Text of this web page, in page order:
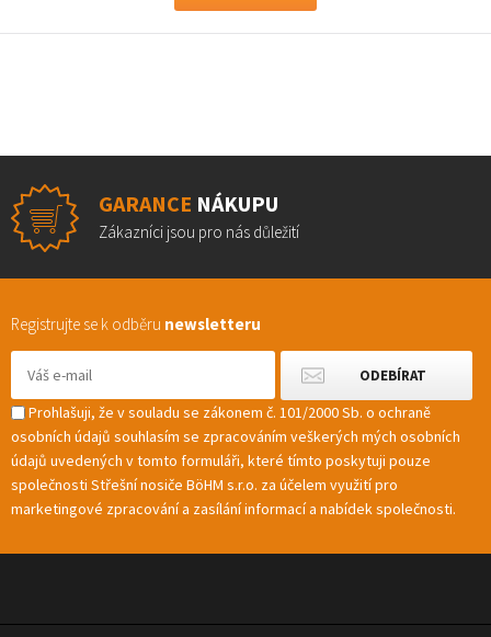
GARANCE NÁKUPU
Zákazníci jsou pro nás důležití
Registrujte se k odběru newsletteru
Prohlašuji, že v souladu se zákonem č. 101/2000 Sb. o ochraně
osobních údajů souhlasím se zpracováním veškerých mých osobních
údajů uvedených v tomto formuláři, které tímto poskytuji pouze
společnosti Střešní nosiče BöHM s.r.o. za účelem využití pro
marketingové zpracování a zasílání informací a nabídek společnosti.